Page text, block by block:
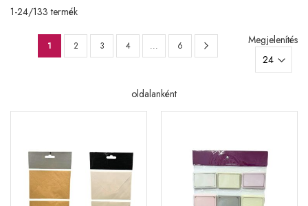
1-24/133 termék
Oldal
You're
page
1 Oldal
2 Oldal
3 Oldal
4 ... Oldal
6 Megjelenítés
oldalanként